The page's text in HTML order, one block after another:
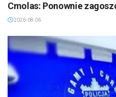
Cmolas: Ponownie
2026-08-06